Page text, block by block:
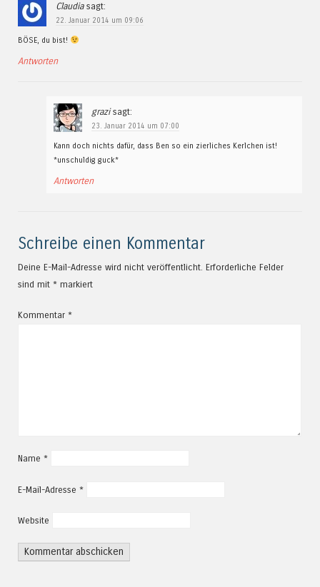
Claudia sagt:
22. Januar 2014 um 09:06
BÖSE, du bist!
Antworten
grazi sagt:
23. Januar 2014 um 07:00
Kann doch nichts dafür, dass Ben so ein zierliches Kerlchen ist!
*unschuldig guck*
Antworten
Schreibe einen Kommentar
Deine E-Mail-Adresse wird nicht veröffentlicht. Erforderliche Felder
sind mit * markiert
Kommentar *
Name *
E-Mail-Adresse *
Website